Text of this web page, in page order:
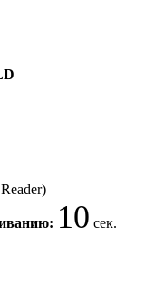
10 сек.